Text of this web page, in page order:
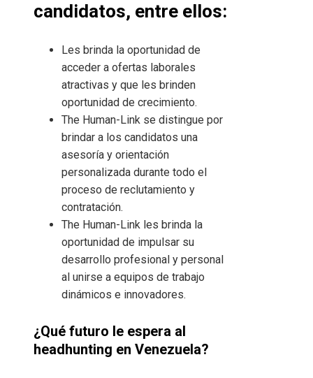
candidatos, entre ellos:
Les brinda la oportunidad de
acceder a ofertas laborales
atractivas y que les brinden
oportunidad de crecimiento.
The Human-Link se distingue por
brindar a los candidatos una
asesoría y orientación
personalizada durante todo el
proceso de reclutamiento y
contratación.
The Human-Link les brinda la
oportunidad de impulsar su
desarrollo profesional y personal
al unirse a equipos de trabajo
dinámicos e innovadores.
¿Qué futuro le espera al
headhunting en Venezuela?